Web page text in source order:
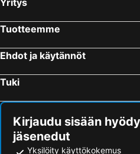
Alkyonis hotel
Avalon Palace Hotel
Porto Koukla Beach Hotel
Letsos Hotel
Altura Hotel Zakynthos
Alykanas Village Resort
Tuotteemme
Ehdot ja käytännöt
Tuki
Kirjaudu sisään
jäsenedut
Yksilöity käyttökokemus